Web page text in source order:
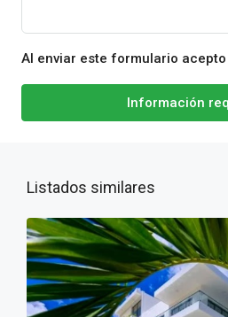
Al enviar este formulario acepto
Información
Listados similares